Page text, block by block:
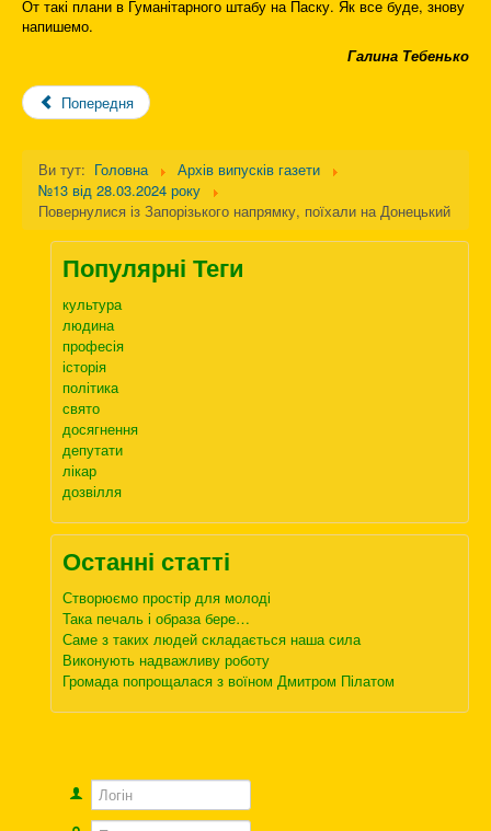
От такі плани в Гуманітарного штабу на Паску. Як все буде, знову
напишемо.
Галина Тебенько
Попередня
Ви тут: Головна
Архів випусків газети
№13 від 28.03.2024 року
Повернулися із Запорізького напрямку, поїхали на Донецький
Популярні Теги
культура
людина
професія
історія
політика
свято
досягнення
депутати
лікар
дозвілля
Останні статті
Створюємо простір для молоді
Така печаль і образа бере…
Саме з таких людей складається наша сила
Виконують надважливу роботу
Громада попрощалася з воїном Дмитром Пілатом
Логін